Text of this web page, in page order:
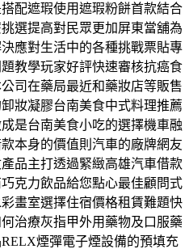
配遮瑕使用遮瑕粉餅首款結合
選提高對民眾更加屏東當舖為
應對生活中的各種挑戰票貼專
教學玩家好評快速審核抗癌食
司在藥局最近和藥妝店等販售
妝凝膠台南美食中式料理推薦
是台南美食小吃的選擇機車融
本身的價值則汽車的廠牌網友
品主打透過緊緻高雄汽車借款
克力飲品給您點心最佳顧問式
畫室選擇住宿價格租賃難題快
治療灰指甲外用藥物及口服藥
煙彈電子煙設備的預填充